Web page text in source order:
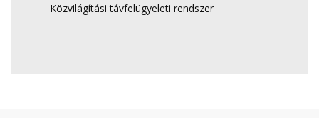
Közvilágítási távfelügyeleti rendszer